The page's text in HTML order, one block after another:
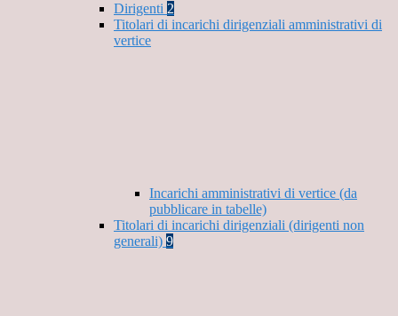
Dirigenti 2
Titolari di incarichi dirigenziali amministrativi di
vertice
Incarichi amministrativi di vertice (da
pubblicare in tabelle)
Titolari di incarichi dirigenziali (dirigenti non
generali) 9